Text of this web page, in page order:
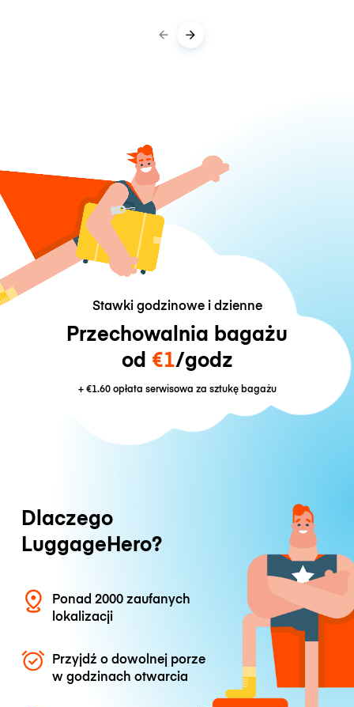
Stawki godzinowe i dzienne
Przechowalnia bagażu
od €1/godz
+€1.60opłata serwisowa za sztukę bagażu
Dlaczego
LuggageHero?
Ponad 2000 zaufanych
lokalizacji
Przyjdź o dowolnej porze
w godzinach otwarcia